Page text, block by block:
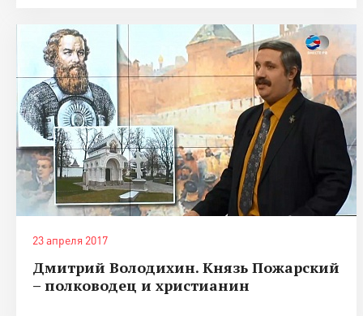
23 апреля 2017
Дмитрий Володихин. Князь Пожарский
– полководец и христианин